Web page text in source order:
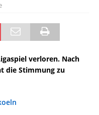
verloren. Nach
die Stimmung zu